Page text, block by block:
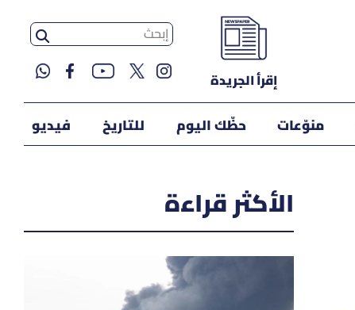
إقرأ الجريدة
منوّعات حظّك اليوم للتاريخ فيديو
الأكثر قراءة